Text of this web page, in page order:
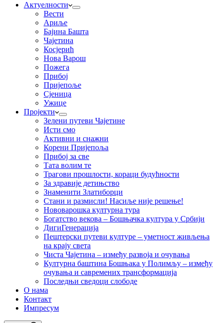
Актуелности
Вести
Ариље
Бајина Башта
Чајетина
Косјерић
Нова Варош
Пожега
Прибој
Пријепоље
Сјеница
Ужице
Пројекти
Зелени путеви Чајетине
Исти смо
Активни и снажни
Корени Пријепоља
Прибој за све
Тата волим те
Трагови прошлости, кораци будућности
За здравије детињство
Знаменити Златиборци
Стани и размисли! Насиље није решење!
Нововарошка културна тура
Богатство векова – Бошњачка култура у Србији
ДигиГенерација
Пештерски путеви културе – уметност живљења
на крају света
Чиста Чајетина – између развоја и очувања
Културна баштина Бошњака у Полимљу – између
очувања и савремених трансформација
Последњи сведоци слободе
О нама
Контакт
Импресум